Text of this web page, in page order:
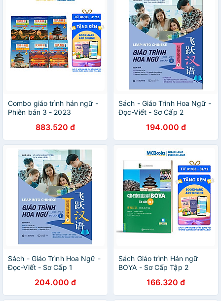
Combo giáo trình hán ngữ -
Phiên bản 3 - 2023
883.520 đ
Sách - Giáo Trình Hoa Ngữ -
Đọc-Viết - Sơ Cấp 2
194.000 đ
Sách - Giáo Trình Hoa Ngữ -
Đọc-Viết - Sơ Cấp 1
204.000 đ
Sách Giáo trình Hán ngữ
BOYA - Sơ Cấp Tập 2
166.320 đ